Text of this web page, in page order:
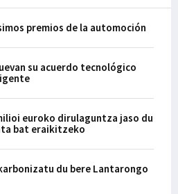
premios de la automoción
su acuerdo tecnológico
euroko dirulaguntza jaso du
bat eraikitzeko
du bere Lantarongo